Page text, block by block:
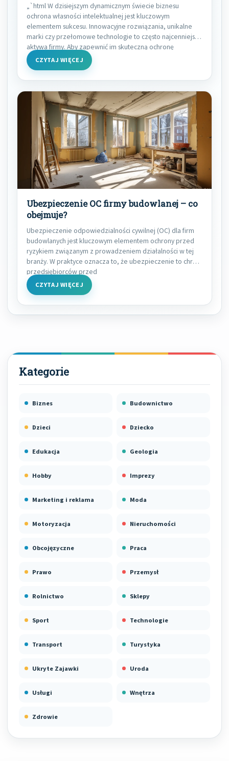
„`html W dzisiejszym dynamicznym świecie biznesu
ochrona własności intelektualnej jest kluczowym
elementem sukcesu. Innowacyjne rozwiązania, unikalne
marki czy przełomowe technologie to często najcenniejsze
aktywa firmy. Aby zapewnić im skuteczną ochronę
CZYTAJ WIĘCEJ
Ubezpieczenie OC firmy budowlanej – co
obejmuje?
Ubezpieczenie odpowiedzialności cywilnej (OC) dla firm
budowlanych jest kluczowym elementem ochrony przed
ryzykiem związanym z prowadzeniem działalności w tej
branży. W praktyce oznacza to, że ubezpieczenie to chroni
przedsiębiorców przed
CZYTAJ WIĘCEJ
Biznes Budownictwo
Dzieci Dziecko
Edukacja Geologia
Hobby Imprezy
Marketing i reklama Moda
Motoryzacja Nieruchomości
Obcojęzyczne Praca
Prawo Przemysł
Rolnictwo Sklepy
Sport Technologie
Transport Turystyka
Ukryte Zajawki Uroda
Usługi Wnętrza
Zdrowie